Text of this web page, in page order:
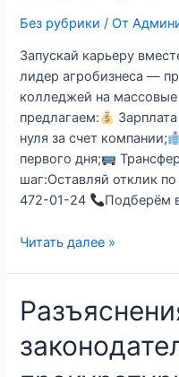
Без рубрики / От
Запускай карьеру
лидер агробизнеса —
колледжей на
предлагаем:
нуля за счет компании;
первого дня;
шаг:Оставляй отклик
472-01-24
Подберём
Читать далее »